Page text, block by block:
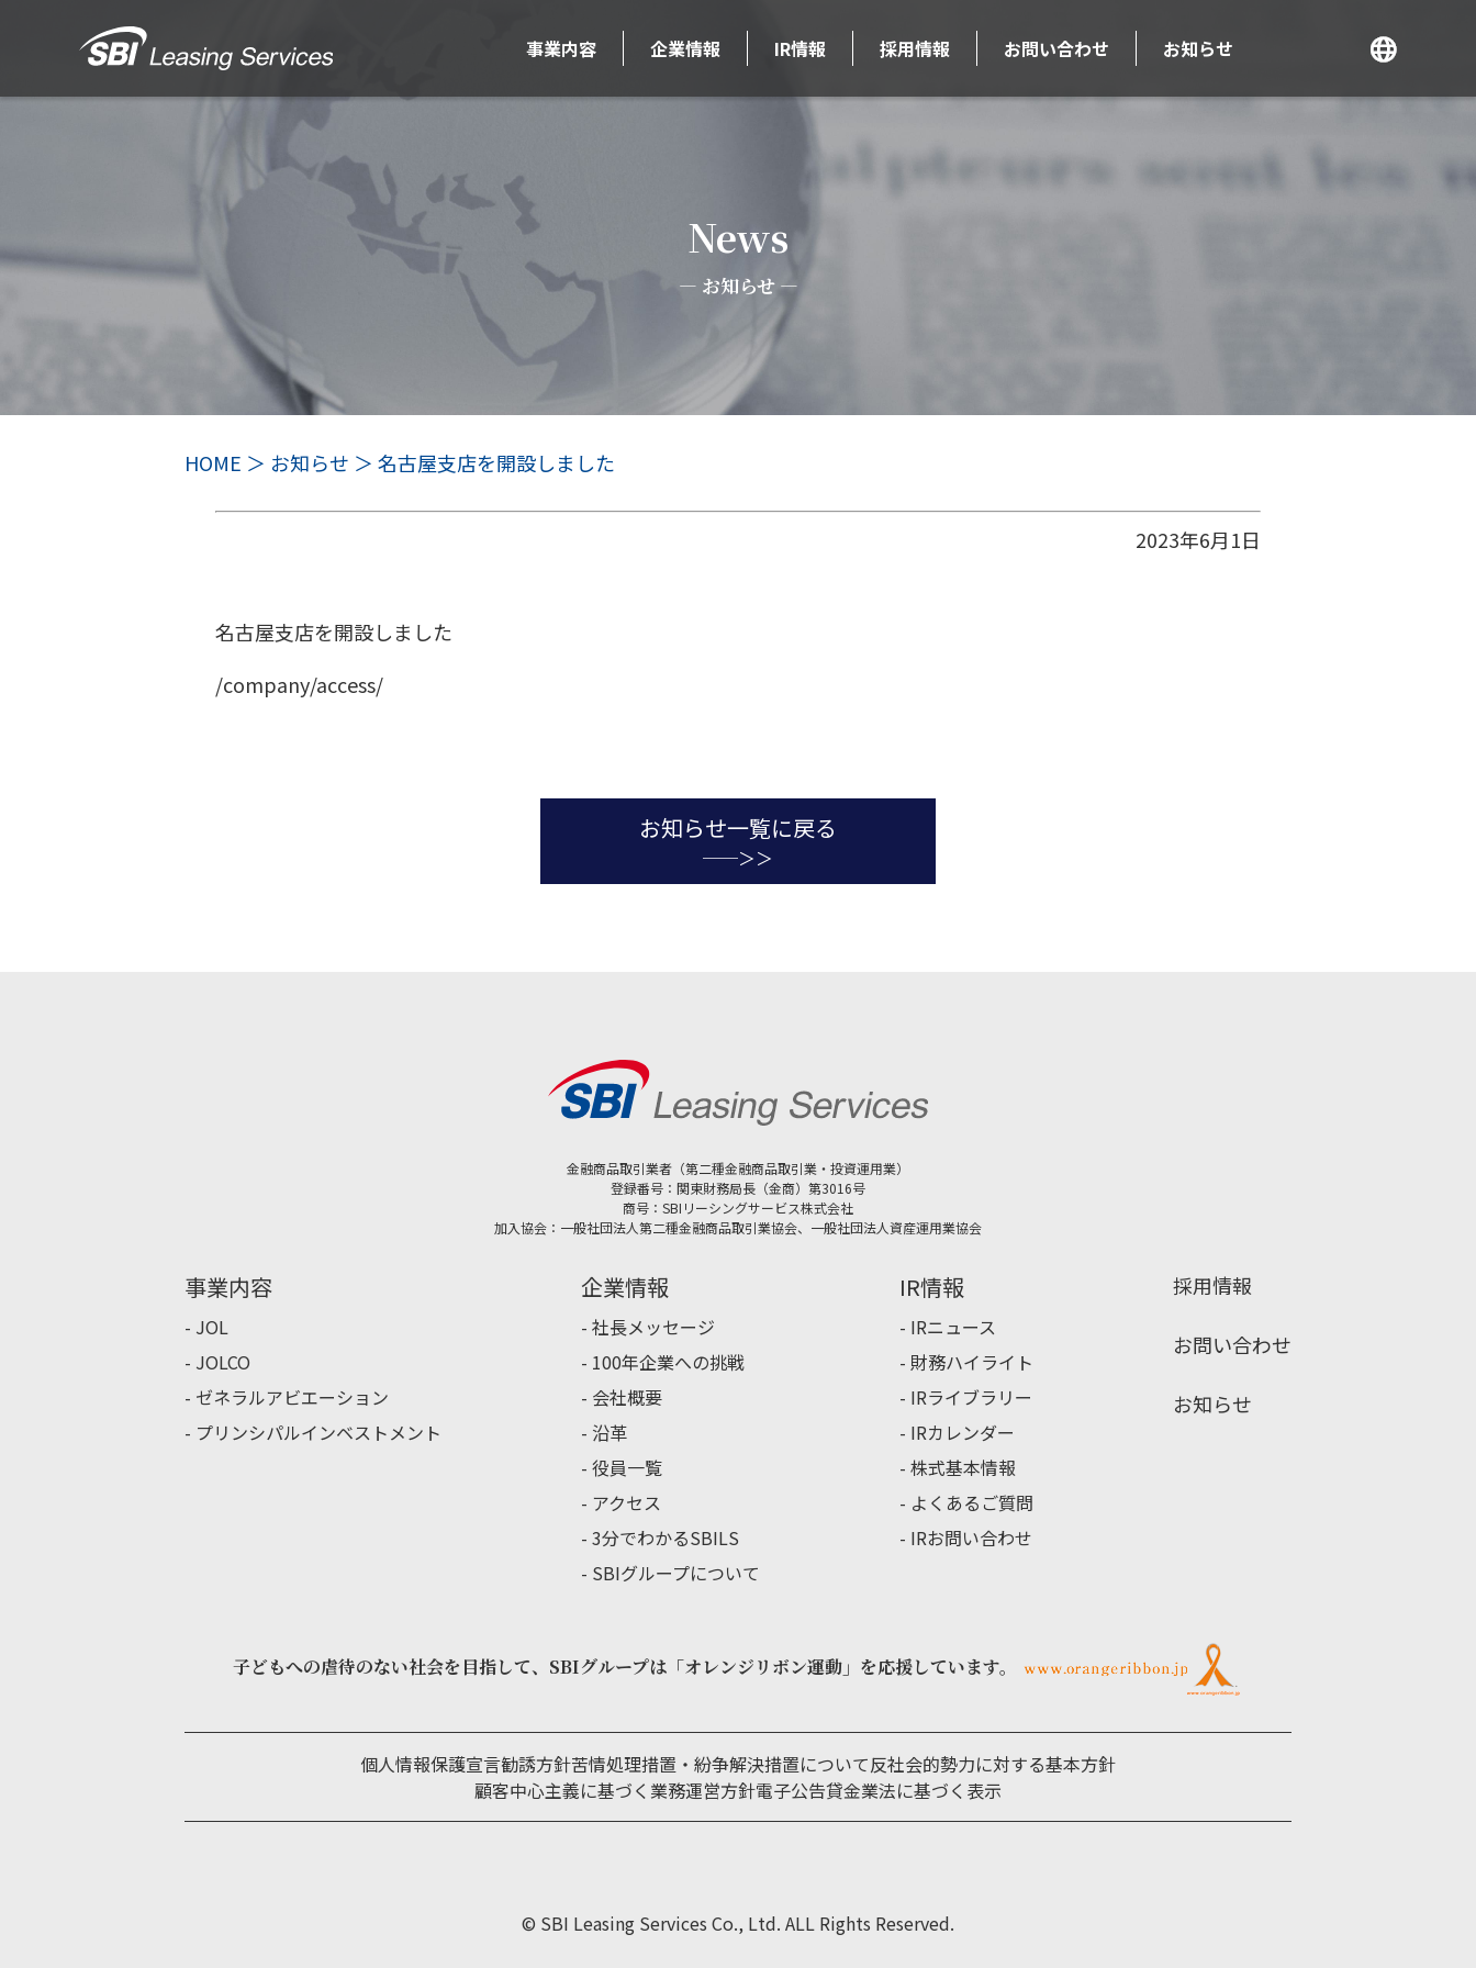
事業内容 企業情報 IR情報 採用情報 お問い合わせ お知らせ
News
お知らせ
HOME お知らせ 名古屋支店を開設しました
2023年6月1日
名古屋支店を開設しました
/company/access/
お知らせ一覧に戻る
金融商品取引業者（第二種金融商品取引業・投資運用業）
登録番号：関東財務局長（金商）第3016号
商号：SBIリーシングサービス株式会社
加入協会：一般社団法人第二種金融商品取引業協会、一般社団法人資産運用業協会
事業内容
JOL
JOLCO
ゼネラルアビエーション
プリンシパルインベストメント
企業情報
社長メッセージ
100年企業への挑戦
会社概要
沿革
役員一覧
アクセス
3分でわかるSBILS
SBIグループについて
IR情報
IRニュース
財務ハイライト
IRライブラリー
IRカレンダー
株式基本情報
よくあるご質問
IRお問い合わせ
採用情報
お問い合わせ
お知らせ
子どもへの虐待のない社会を目指して、 SBIグループは「オレンジリボン運動」を応援しています。
個人情報保護宣言勧誘方針苦情処理措置・紛争解決措置について反社会的勢力に対する基本方針
顧客中心主義に基づく業務運営方針電子公告貸金業法に基づく表示
©️ SBI Leasing Services Co., Ltd. ALL Rights Reserved.